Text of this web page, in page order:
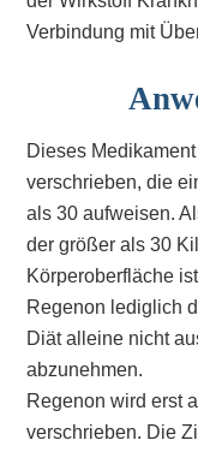
Verbindung mit
Dieses
verschrieben, die
als 30 aufweisen.
der größer als 30
Körperoberfläche
Regenon lediglich
Diät alleine nicht
abzunehmen.
Regenon wird erst
verschrieben. Die